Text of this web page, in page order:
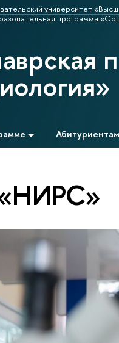
университет
программа
Абитуриентам